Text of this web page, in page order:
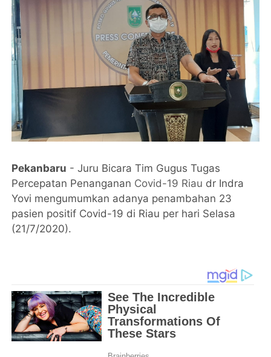
Pekanbaru - Juru Bicara Tim Gugus Tugas
Percepatan Penanganan Covid-19 Riau dr Indra
Yovi mengumumkan adanya penambahan 23
pasien positif Covid-19 di Riau per hari Selasa
(21/7/2020).